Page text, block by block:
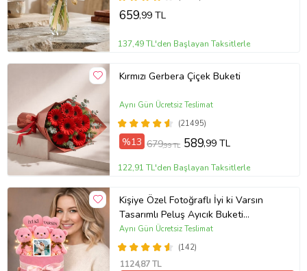
659,99 TL
137,49 TL'den Başlayan Taksitlerle
Kırmızı Gerbera Çiçek Buketi
(21495)
Aynı Gün Ücretsiz Teslimat
%13 679,99 TL 589,99 TL
122,91 TL'den Başlayan Taksitlerle
Kişiye Özel Fotoğraflı İyi ki Varsın
Tasarımlı Peluş Ayıcık Buketi
(Pembe)
(142)
Aynı Gün Ücretsiz Teslimat
1124,87 TL